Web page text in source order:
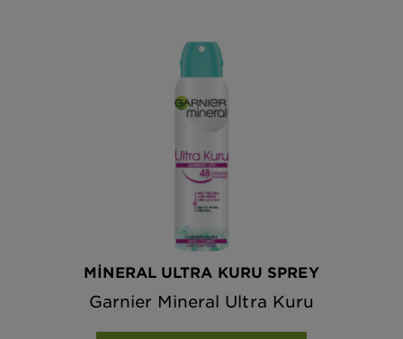
MINERAL ULTRA KURU SPREY
Garnier Mineral Ultra Kuru